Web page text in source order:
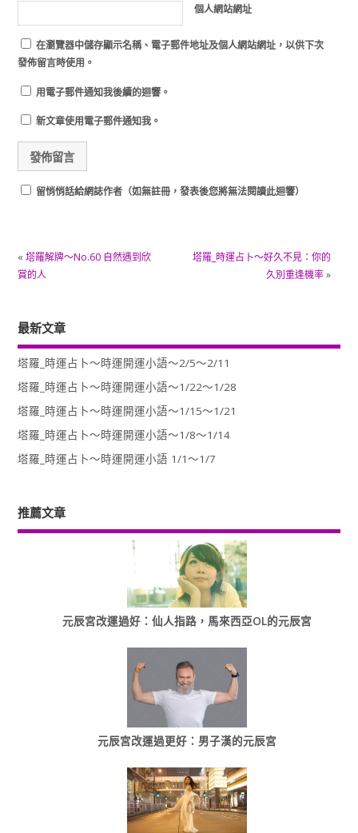
個人網站網址
在瀏覽器中儲存顯示名稱、電子郵件地址及個人網站網址，以供下次
發佈留言時使用。
用電子郵件通知我後續的迴響。
新文章使用電子郵件通知我。
留悄悄話給網誌作者（如無註冊，發表後您將無法閱讀此迴響）
« 塔羅解牌～No.60 自然遇到欣
賞的人
塔羅_時運占卜～好久不見：你的
久別重逢機率»
最新文章
塔羅_時運占卜～時運開運小語～2/5～2/11
塔羅_時運占卜～時運開運小語～1/22～1/28
塔羅_時運占卜～時運開運小語～1/15～1/21
塔羅_時運占卜～時運開運小語～1/8～1/14
塔羅_時運占卜～時運開運小語 1/1～1/7
推薦文章
元辰宮改運過好：仙人指路，馬來西亞OL的元辰宮
元辰宮改運過更好：男子漢的元辰宮